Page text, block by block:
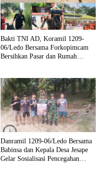
Bakti TNI AD, Koramil 1209-
06/Ledo Bersama Forkopimcam
Bersihkan Pasar dan Rumah
Danramil 1209-06/Ledo Bersama
Babinsa dan Kepala Desa Jesape
Gelar Sosialisasi Pencegahan